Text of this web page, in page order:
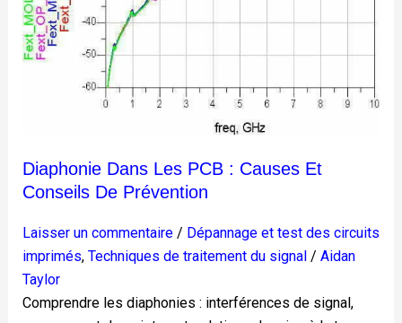
Diaphonie Dans Les PCB : Causes Et
Conseils De Prévention
Laisser un commentaire / Dépannage et test des circuits
imprimés, Techniques de traitement du signal/ Aidan
Taylor
Comprendre les diaphonies : interférences de signal,
:
Causes
et